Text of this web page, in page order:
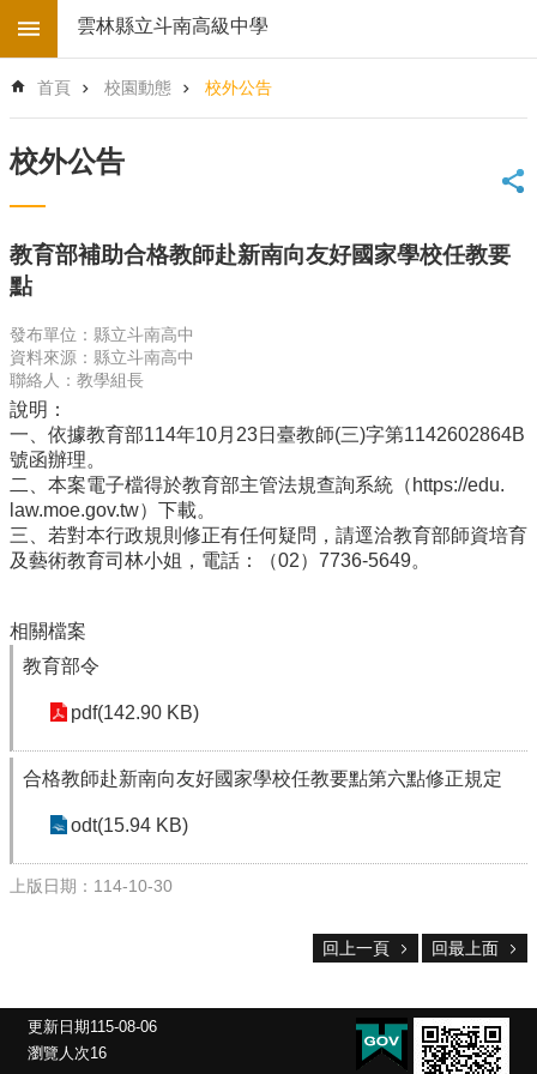
跳到主要內容區塊
階
搜
首
頁
學
校
子
地
圖
後
台
登
入
雲
林
府
教
意
見
認
識
園
成
果
雲林縣立斗南高級中學
首頁 校園動態 校外公告
校外公告
教育部補助合格教師赴新南向友好國家學校任教要
點
發布單位：縣立斗南高中
資料來源：縣立斗南高中
聯絡人：教學組長
說明：
一、依據教育部114年10月23日臺教師(三)字第1142602864B
號函辦理。
二、本案電子檔得於教育部主管法規查詢系統（https://edu.
law.moe.gov.tw）下載。
三、若對本行政規則修正有任何疑問，請逕洽教育部師資培育
及藝術教育司林小姐，電話：（02）7736-5649。
相關檔案
教育部令
pdf(142.90 KB)
合格教師赴新南向友好國家學校任教要點第六點修正規定
odt(15.94 KB)
上版日期：114-10-30
回上一頁 回最上面
更新日期115-08-06
瀏覽人次16